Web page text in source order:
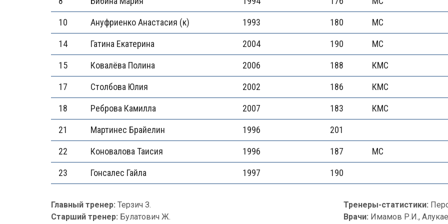
10 Ануфриенко Анастасия (к) 1993 180 МС
14 Гатина Екатерина 2004 190 МС
15 Ковалёва Полина 2006 188 КМС
17 Столбова Юлия 2002 186 КМС
18 Реброва Камилла 2007 183 КМС
21 Мартинес Брайелин 1996 201
22 Коновалова Таисия 1996 187 МС
23 Гонсалес Гайла 1997 190
Главный тренер: Терзич З.
Старший тренер: Булатович Ж.
Тренеры-статистики:
Врачи: Имамов Р.И.,